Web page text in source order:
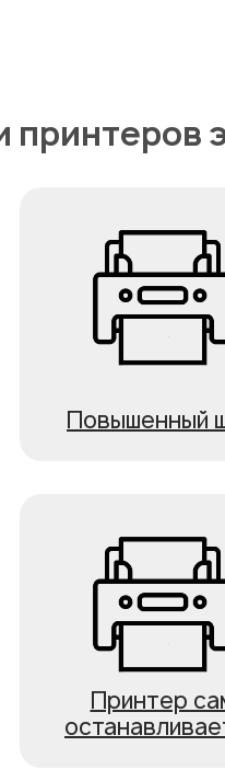
Повышенный
Принтер